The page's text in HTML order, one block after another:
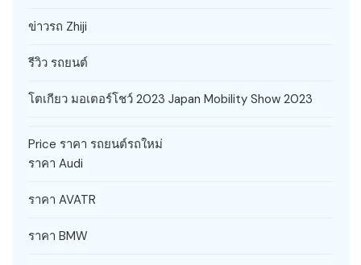
ข่าวรถ Zhiji
รีวิว รถยนต์
โตเกียว มอเตอร์โชว์ 2023 Japan Mobility Show 2023
Price ราคา รถยนต์รถใหม่
ราคา Audi
ราคา AVATR
ราคา BMW